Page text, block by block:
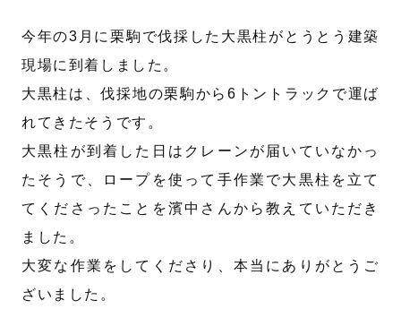
今年の3月に栗駒で伐採した大黒柱がとうとう建築
現場に到着しました。
大黒柱は、伐採地の栗駒から6トントラックで運ば
れてきたそうです。
大黒柱が到着した日はクレーンが届いていなかっ
たそうで、ロープを使って手作業で大黒柱を立て
てくださったことを濱中さんから教えていただき
ました。
大変な作業をしてくださり、本当にありがとうご
ざいました。